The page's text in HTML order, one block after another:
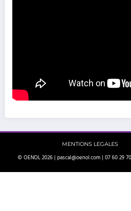
MENTIONS LEGALES
© OENOL 2026 | pascal@oenol.com | 07 60 29